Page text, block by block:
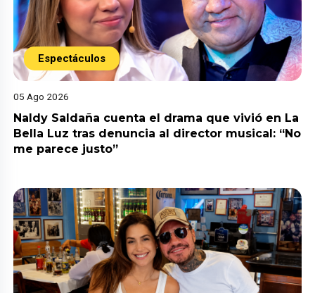
Espectáculos
05 Ago 2026
Naldy Saldaña cuenta el drama que vivió en La
Bella Luz tras denuncia al director musical: “No
me parece justo”